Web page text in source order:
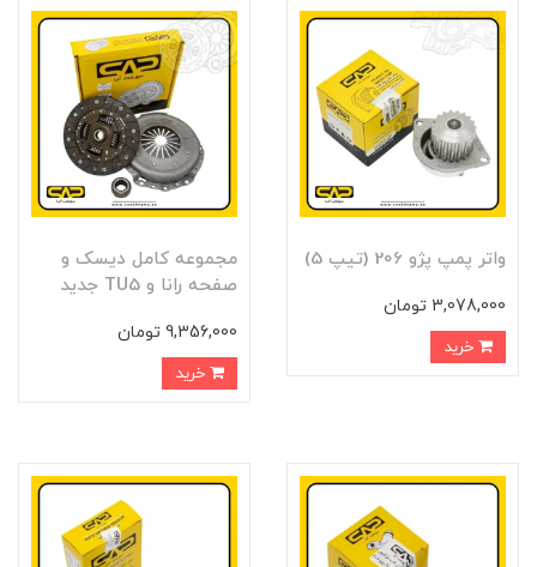
واتر پمپ پژو 206 (تيپ 5)
3,078,000 تومان
مجموعه کامل ديسک و
صفحه رانا و TU5 جديد
9,356,000 تومان